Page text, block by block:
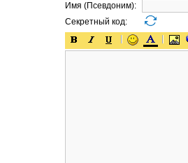
Имя (Псевдоним):
Секретный код: